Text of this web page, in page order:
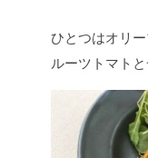
ひとつはオリ
ルーツトマト